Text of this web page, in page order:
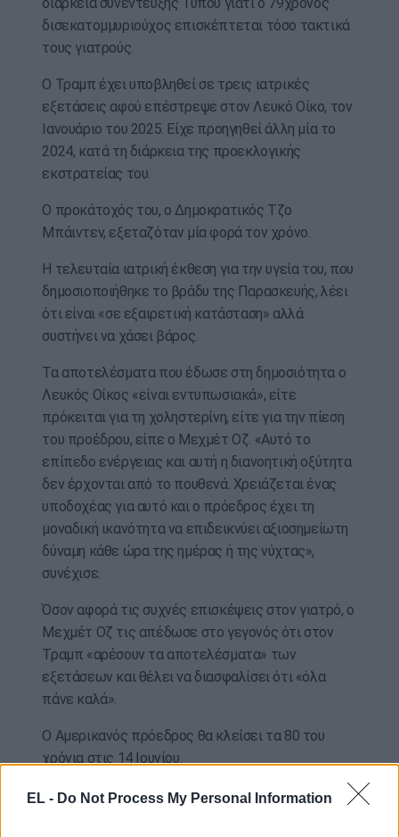
EL - Do Not Process My Personal Information
δισεκατομμυριούχος επισκέπτεται τόσο τακτικά
τους γιατρούς.
Ο Τραμπ έχει υποβληθεί σε τρεις ιατρικές
εξετάσεις αφού επέστρεψε στον Λευκό Οίκο, τον
Ιανουάριο του 2025. Είχε προηγηθεί άλλη μία το
2024, κατά τη διάρκεια της προεκλογικής
εκστρατείας του.
Ο προκάτοχός του, ο Δημοκρατικός Τζο
Μπάιντεν, εξεταζόταν μία φορά τον χρόνο.
Η τελευταία ιατρική έκθεση για την υγεία του, που
δημοσιοποιήθηκε το βράδυ της Παρασκευής, λέει
ότι είναι «σε εξαιρετική κατάσταση» αλλά
συστήνει να χάσει βάρος.
Τα αποτελέσματα που έδωσε στη δημοσιότητα ο
Λευκός Οίκος «είναι εντυπωσιακά», είτε
πρόκειται για τη χοληστερίνη, είτε για την πίεση
του προέδρου, είπε ο Μεχμέτ Οζ. «Αυτό το
επίπεδο ενέργειας και αυτή η διανοητική οξύτητα
δεν έρχονται από το πουθενά. Χρειάζεται ένας
υποδοχέας για αυτό και ο πρόεδρος έχει τη
μοναδική ικανότητα να επιδεικνύει αξιοσημείωτη
δύναμη κάθε ώρα της ημέρας ή της νύχτας»,
συνέχισε.
Όσον αφορά τις συχνές επισκέψεις στον γιατρό, ο
Μεχμέτ Οζ τις απέδωσε στο γεγονός ότι στον
Τραμπ «αρέσουν τα αποτελέσματα» των
εξετάσεων και θέλει να διασφαλίσει ότι «όλα
πάνε καλά».
Ο Αμερικανός πρόεδρος θα κλείσει τα 80 του
χρόνια στις 14 Ιουνίου.
Στο δεξί του χέρι εμφανίζει ένα επίμονο